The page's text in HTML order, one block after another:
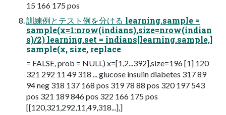
15 166 175 pos
訓練例とテスト例を分ける learning.sample =
sample(x=1:nrow(indians),size=nrow(indian
s)/2) learning.set = indians[learning.sample,]
sample(x, size, replace
= FALSE, prob = NULL) x=[1,2...392],size=196 [1] 120
321 292 11 49 318 ... glucose insulin diabetes 317 89
94 neg 318 137 168 pos 319 78 88 pos 320 197 543
pos 321 189 846 pos 322 166 175 pos
[[120,321,292,11,49,318...],]